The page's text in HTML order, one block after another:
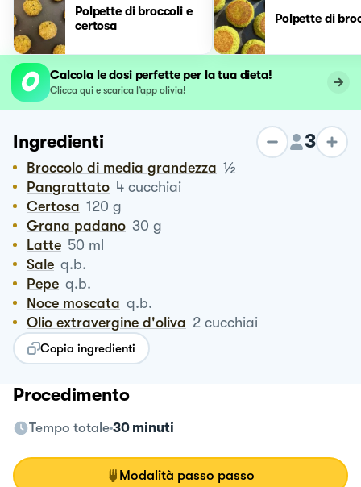
Polpette di broccoli e
certosa
Polpette di
Calcola le dosi perfette per la tua dieta!
Clicca qui e scarica l’app olivia!
Ingredienti 3
Broccolo di media grandezza ½
Pangrattato 4 cucchiai
Certosa 120 g
Grana padano 30 g
Latte 50 ml
Sale q.b.
Pepe q.b.
Noce moscata q.b.
Olio extravergine d'oliva 2 cucchiai
Copia ingredienti
Procedimento
Tempo totale 30 minuti
Modalità passo passo